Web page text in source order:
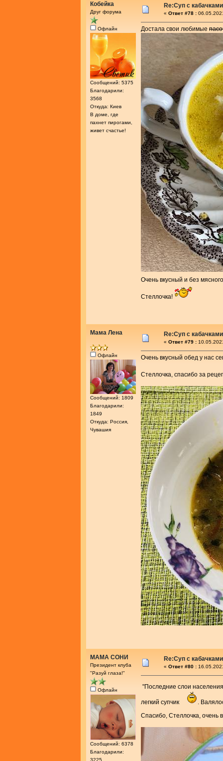
Кобейка
Друг форума
Офлайн
Сообщений: 5375
Благодарили:
3568
Откуда: Киев
В доме, где
пахнет пирогами,
живет счастье!
Re:Суп с
« Ответ #78 :
Достала свои любимые
Очень вкусный и без
Стеллочка!
Мама Лена
Офлайн
Сообщений: 1809
Благодарили:
1849
Откуда: Россия,
Чувашия
Re:Суп с
« Ответ #79 :
Очень вкусный обед у нас
Стеллочка, спасибо за
МАМА СОНИ
Президент клуба
"Разуй глаза!"
Офлайн
Сообщений: 6378
Благодарили:
3225
Re:Суп с
« Ответ #80 :
"Последние слои
легкий супчик
.
Спасибо, Стеллочка, очень